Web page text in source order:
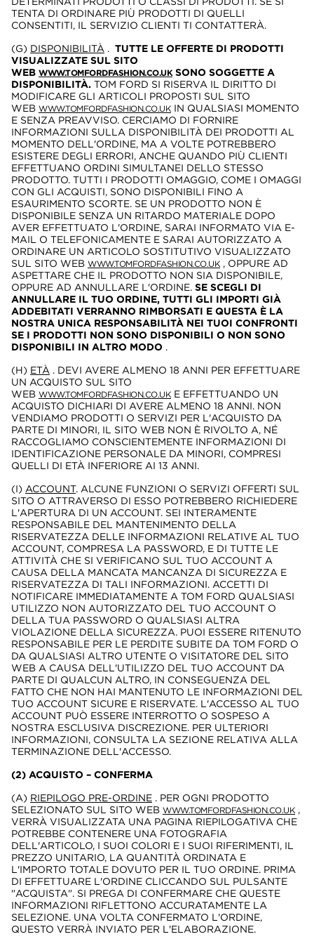
TENTA DI ORDINARE PIÙ PRODOTTI DI QUELLI
CONSENTITI, IL SERVIZIO CLIENTI TI CONTATTERÀ.
(G) DISPONIBILITÀ . TUTTE LE OFFERTE DI PRODOTTI
VISUALIZZATE SUL SITO
WEB WWW.TOMFORDFASHION.CO.UK SONO SOGGETTE A
DISPONIBILITÀ. TOM FORD SI RISERVA IL DIRITTO DI
MODIFICARE GLI ARTICOLI PROPOSTI SUL SITO
WEB WWW.TOMFORDFASHION.CO.UK IN QUALSIASI MOMENTO
E SENZA PREAVVISO. CERCIAMO DI FORNIRE
INFORMAZIONI SULLA DISPONIBILITÀ DEI PRODOTTI AL
MOMENTO DELL'ORDINE, MA A VOLTE POTREBBERO
ESISTERE DEGLI ERRORI, ANCHE QUANDO PIÙ CLIENTI
EFFETTUANO ORDINI SIMULTANEI DELLO STESSO
PRODOTTO. TUTTI I PRODOTTI OMAGGIO, COME I OMAGGI
CON GLI ACQUISTI, SONO DISPONIBILI FINO A
ESAURIMENTO SCORTE. SE UN PRODOTTO NON È
DISPONIBILE SENZA UN RITARDO MATERIALE DOPO
AVER EFFETTUATO L'ORDINE, SARAI INFORMATO VIA E-
MAIL O TELEFONICAMENTE E SARAI AUTORIZZATO A
ORDINARE UN ARTICOLO SOSTITUTIVO VISUALIZZATO
SUL SITO WEB WWW.TOMFORDFASHION.CO.UK , OPPURE AD
ASPETTARE CHE IL PRODOTTO NON SIA DISPONIBILE,
OPPURE AD ANNULLARE L'ORDINE. SE SCEGLI DI
ANNULLARE IL TUO ORDINE, TUTTI GLI IMPORTI GIÀ
ADDEBITATI VERRANNO RIMBORSATI E QUESTA È LA
NOSTRA UNICA RESPONSABILITÀ NEI TUOI CONFRONTI
SE I PRODOTTI NON SONO DISPONIBILI O NON SONO
DISPONIBILI IN ALTRO MODO .
(H) ETÀ . DEVI AVERE ALMENO 18 ANNI PER EFFETTUARE
UN ACQUISTO SUL SITO
WEB WWW.TOMFORDFASHION.CO.UK E EFFETTUANDO UN
ACQUISTO DICHIARI DI AVERE ALMENO 18 ANNI. NON
VENDIAMO PRODOTTI O SERVIZI PER L'ACQUISTO DA
PARTE DI MINORI, IL SITO WEB NON È RIVOLTO A, NÉ
RACCOGLIAMO CONSCIENTEMENTE INFORMAZIONI DI
IDENTIFICAZIONE PERSONALE DA MINORI, COMPRESI
QUELLI DI ETÀ INFERIORE AI 13 ANNI.
(I) ACCOUNT. ALCUNE FUNZIONI O SERVIZI OFFERTI SUL
SITO O ATTRAVERSO DI ESSO POTREBBERO RICHIEDERE
L'APERTURA DI UN ACCOUNT. SEI INTERAMENTE
RESPONSABILE DEL MANTENIMENTO DELLA
RISERVATEZZA DELLE INFORMAZIONI RELATIVE AL TUO
ACCOUNT, COMPRESA LA PASSWORD, E DI TUTTE LE
ATTIVITÀ CHE SI VERIFICANO SUL TUO ACCOUNT A
CAUSA DELLA MANCATA MANCANZA DI SICUREZZA E
RISERVATEZZA DI TALI INFORMAZIONI. ACCETTI DI
NOTIFICARE IMMEDIATAMENTE A TOM FORD QUALSIASI
UTILIZZO NON AUTORIZZATO DEL TUO ACCOUNT O
DELLA TUA PASSWORD O QUALSIASI ALTRA
VIOLAZIONE DELLA SICUREZZA. PUOI ESSERE RITENUTO
RESPONSABILE PER LE PERDITE SUBITE DA TOM FORD O
DA QUALSIASI ALTRO UTENTE O VISITATORE DEL SITO
WEB A CAUSA DELL'UTILIZZO DEL TUO ACCOUNT DA
PARTE DI QUALCUN ALTRO, IN CONSEGUENZA DEL
FATTO CHE NON HAI MANTENUTO LE INFORMAZIONI DEL
TUO ACCOUNT SICURE E RISERVATE. L'ACCESSO AL TUO
ACCOUNT PUÒ ESSERE INTERROTTO O SOSPESO A
NOSTRA ESCLUSIVA DISCREZIONE. PER ULTERIORI
INFORMAZIONI, CONSULTA LA SEZIONE RELATIVA ALLA
TERMINAZIONE DELL'ACCESSO.
(2) ACQUISTO – CONFERMA
(A) RIEPILOGO PRE-ORDINE . PER OGNI PRODOTTO
SELEZIONATO SUL SITO WEB WWW.TOMFORDFASHION.CO.UK ,
VERRÀ VISUALIZZATA UNA PAGINA RIEPILOGATIVA CHE
POTREBBE CONTENERE UNA FOTOGRAFIA
DELL'ARTICOLO, I SUOI COLORI E I SUOI RIFERIMENTI, IL
PREZZO UNITARIO, LA QUANTITÀ ORDINATA E
L'IMPORTO TOTALE DOVUTO PER IL TUO ORDINE. PRIMA
DI EFFETTUARE L'ORDINE CLICCANDO SUL PULSANTE
"ACQUISTA". SI PREGA DI CONFERMARE CHE QUESTE
INFORMAZIONI RIFLETTONO ACCURATAMENTE LA
SELEZIONE. UNA VOLTA CONFERMATO L'ORDINE,
QUESTO VERRÀ INVIATO PER L'ELABORAZIONE.